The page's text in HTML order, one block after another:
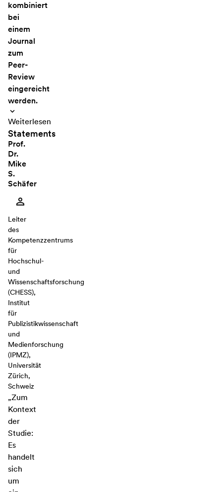
kombiniert
bei
einem
Journal
zum
Peer-
Review
eingereicht
werden.
Weiterlesen
Statements
Prof.
Dr.
Mike
S.
Schäfer
Leiter
des
Kompetenzzentrums
für
Hochschul-
und
Wissenschaftsforschung
(CHESS),
Institut
für
Publizistikwissenschaft
und
Medienforschung
(IPMZ),
Universität
Zürich,
Schweiz
„Zum
Kontext
der
Studie:
Es
handelt
sich
um